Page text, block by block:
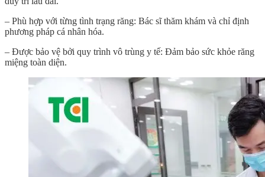
– Phù hợp với từng tình trạng răng: Bác sĩ thăm khám và chỉ định
phương pháp cá nhân hóa.
– Được bảo vệ bởi quy trình vô trùng y tế: Đảm bảo sức khỏe răng
miệng toàn diện.